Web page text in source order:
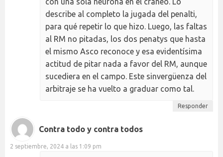
describe al completo la jugada del penalti,
para qué repetir lo que hizo. Luego, las faltas
al RM no pitadas, los dos penatys que hasta
el mismo Asco reconoce y esa evidentísima
actitud de pitar nada a favor del RM, aunque
sucediera en el campo. Este sinvergüenza del
arbitraje se ha vuelto a graduar como tal.
Responder
Contra todo y contra todos
2 septiembre, 2024 a las 1:09 pm